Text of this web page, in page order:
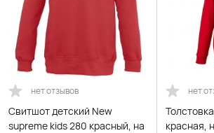
нет отзывов
Свитшот детский New
supreme kids 280 красный, на
нет
красная,